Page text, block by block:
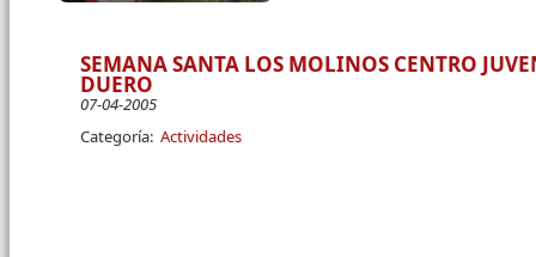
SEMANA SANTA LOS MOLINOS CENTRO
DUERO
07-04-2005
Categoría: Actividades